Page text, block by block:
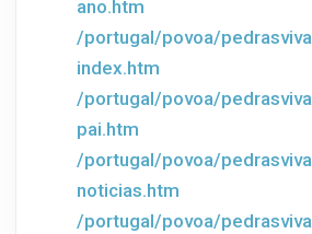
ano.htm
/portugal/povoa/
index.htm
/portugal/povoa/
pai.htm
/portugal/povoa/
noticias.htm
/portugal/povoa/